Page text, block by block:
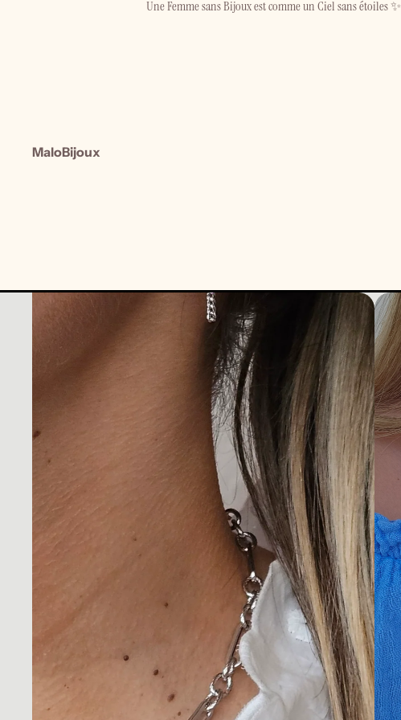
Une Femme sans Bijoux est comme un Ciel sans étoiles ✨
MaloBijoux